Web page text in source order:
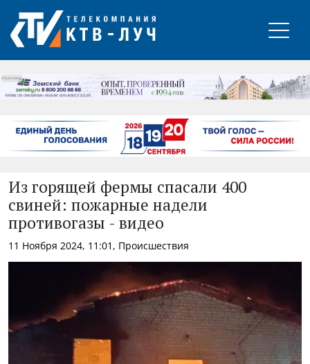
РЕКЛАМА
Из горящей фермы спасали 400
свиней: пожарные надели
противогазы - видео
11 Ноября 2024, 11:01, Происшествия